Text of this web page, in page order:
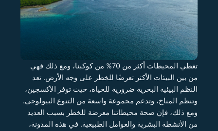
تغطي المحيطات أكثر من 70% من كوكبنا، ومع ذلك فهي
من بين البيئات الأكثر تعرضًا للخطر على وجه الأرض. تعد
النظم البيئية البحرية ضرورية للحياة، حيث توفر الأكسجين،
وتنظم المناخ، وتدعم مجموعة واسعة من التنوع البيولوجي.
ومع ذلك، فإن صحة محيطاتنا معرضة للخطر بسبب العديد
من الأنشطة البشرية والعوامل الطبيعية. في هذه المدونة،